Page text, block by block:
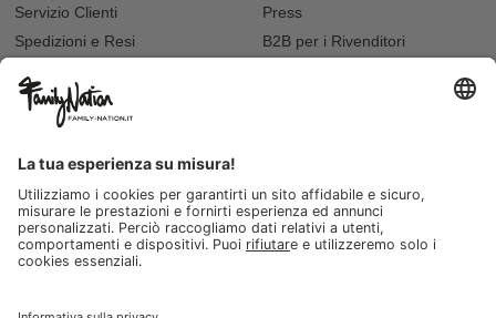
Servizio Clienti
Spedizioni e Resi
Recupero password?
Lista regalo e nascita
Press
B2B per i Rivenditori